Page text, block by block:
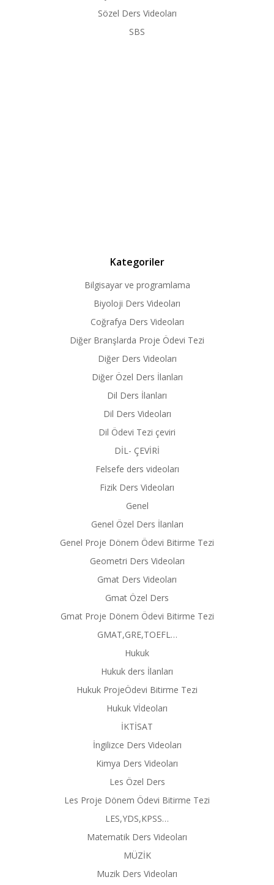
Sözel Ders Videoları
SBS
Kategoriler
Bilgisayar ve programlama
Biyoloji Ders Videoları
Coğrafya Ders Videoları
Diğer Branşlarda Proje Ödevi Tezi
Diğer Ders Videoları
Diğer Özel Ders İlanları
Dil Ders İlanları
Dil Ders Videoları
Dil Ödevi Tezi çeviri
DİL- ÇEVİRİ
Felsefe ders videoları
Fizik Ders Videoları
Genel
Genel Özel Ders İlanları
Genel Proje Dönem Ödevi Bitirme Tezi
Geometri Ders Videoları
Gmat Ders Videoları
Gmat Özel Ders
Gmat Proje Dönem Ödevi Bitirme Tezi
GMAT,GRE,TOEFL…
Hukuk
Hukuk ders İlanları
Hukuk ProjeÖdevi Bitirme Tezi
Hukuk Vİdeoları
İKTİSAT
İngilizce Ders Videoları
Kimya Ders Videoları
Les Özel Ders
Les Proje Dönem Ödevi Bitirme Tezi
LES,YDS,KPSS…
Matematik Ders Videoları
MÜZİK
Muzik Ders Videoları